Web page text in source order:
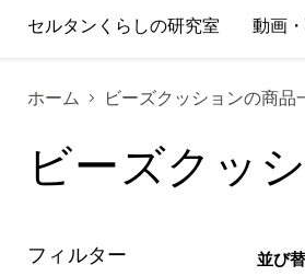
セルタンくらしの研究室 動画
ホーム ビーズクッションの商品
ビーズクッ
フィルター 並び